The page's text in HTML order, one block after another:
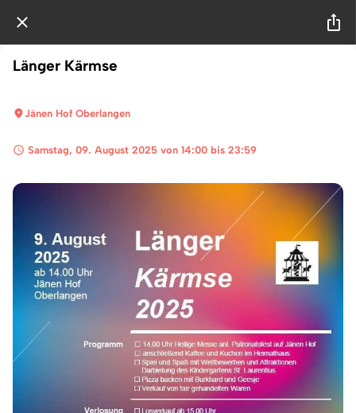
Länger Kärmse
Jänen Hof Oberlangen
Samstag, 09. August 2025 von 14:00 bis 23:59